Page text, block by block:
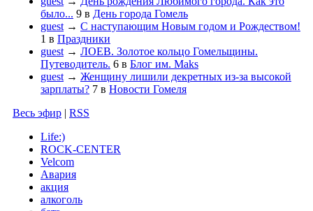
было... 9 в День города Гомель
guest → С наступающим Новым годом и Рождеством!
1 в Праздники
guest → ЛОЕВ. Золотое кольцо Гомельщины.
Путеводитель. 6 в Блог им. Maks
guest → Женщину лишили декретных из-за высокой
зарплаты? 7 в Новости Гомеля
Весь эфир | RSS
Life:)
ROCK-CENTER
Velcom
Авария
акция
алкоголь